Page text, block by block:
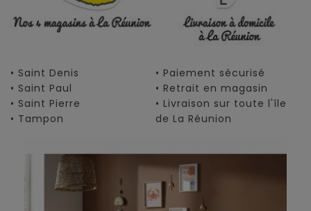
• Saint Denis
• Saint Paul
• Saint Pierre
• Tampon
• Paiement sécurisé
• Retrait en magasin
• Livraison sur toute l'île
de La Réunion